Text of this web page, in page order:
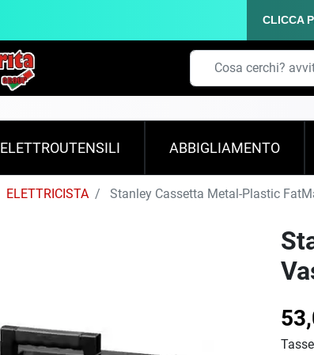
CLICCA
ELETTROUTENSILI ABBIGLIAMENTO
ELETTRICISTA Stanley Cassetta Metal-Plastic